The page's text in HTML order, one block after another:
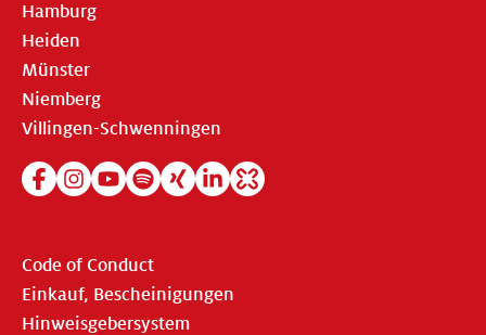
Hamburg
Heiden
Münster
Niemberg
Villingen-Schwenningen
Code of Conduct
Einkauf, Bescheinigungen
Hinweisgebersystem